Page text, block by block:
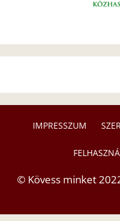
IMPRESSZUM
© Kövess minket